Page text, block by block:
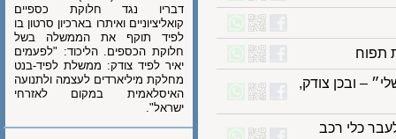
– ובכן צודק,
כלי רכב
דבריו נגד חלוקת כספיים
קואליציוניים ואיתרו בארכיון סרטון בו
לפיד תוקף את הממשלה בשל
חלוקת הכספים. הליכוד: "לפעמים
יאיר לפיד צודק: ממשלת לפיד-בנט
מחלקת מיליארדים לעצמה ולתנועה
האיסלאמית במקום לאזרחי
ישראל".